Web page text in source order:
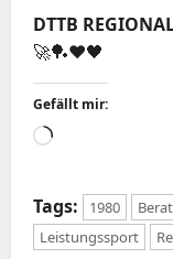
DTTB
🚀🏓❤️🖤
Gefällt mir:
Wird
Tags:
1980
Leistungssport